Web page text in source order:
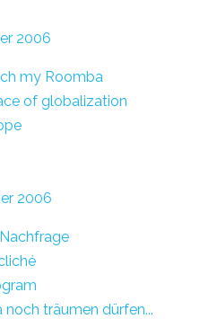
2006
my Roomba
of globalization
2006
noch träumen dürfen...